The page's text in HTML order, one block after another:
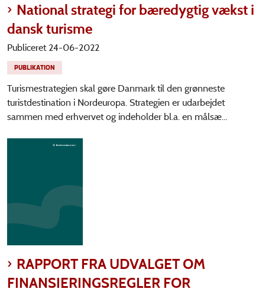
National strategi for bæredygtig vækst i
dansk turisme
Publiceret 24-06-2022
PUBLIKATION
Turismestrategien skal gøre Danmark til den grønneste
turistdestination i Nordeuropa. Strategien er udarbejdet
sammen med erhvervet og indeholder bl.a. en målsæ...
RAPPORT FRA UDVALGET OM
FINANSIERINGSREGLER FOR